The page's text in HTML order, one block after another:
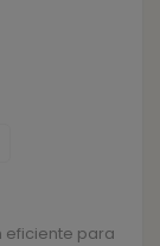
eficiente para